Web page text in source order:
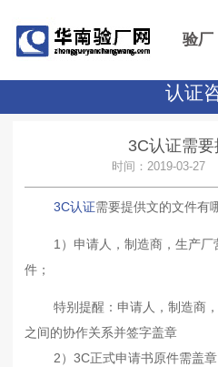
验厂
认证
3C认证需
时间：2019-03-
3C认证需要提供文的文件有
1）申请人，制造商，生产
件；
特别提醒：申请人，制造商，
之间的协作关系并签字盖章
2）3C正式申请书原件需盖章